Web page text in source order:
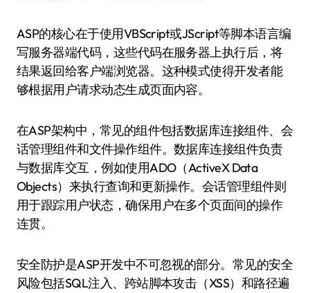
ASP的核心在于使用VBScript或JScript等脚本语言编
写服务器端代码，这些代码在服务器上执行后，将
结果返回给客户端浏览器。这种模式使得开发者能
够根据用户请求动态生成页面内容。
在ASP架构中，常见的组件包括数据库连接组件、会
话管理组件和文件操作组件。数据库连接组件负责
与数据库交互，例如使用ADO（ActiveX Data
Objects）来执行查询和更新操作。会话管理组件则
用于跟踪用户状态，确保用户在多个页面间的操作
连贯。
安全防护是ASP开发中不可忽视的部分。常见的安全
风险包括SQL注入、跨站脚本攻击（XSS）和路径遍